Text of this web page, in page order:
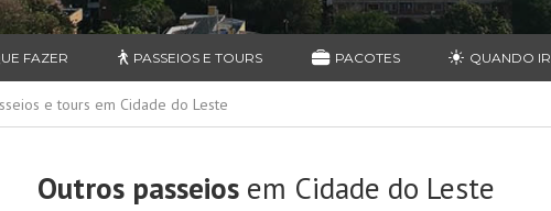
FAZER PASSEIOS E TOURS PACOTES QUANDO IR
e tours em Cidade do Leste
Outros passeiosem Cidade do Leste